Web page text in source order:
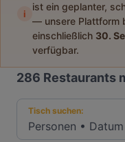
i
ist ein geplanter,
— unsere Plattform
einschließlich 30.
verfügbar.
286 Restaurants
Tisch suchen:
Personen • Datum